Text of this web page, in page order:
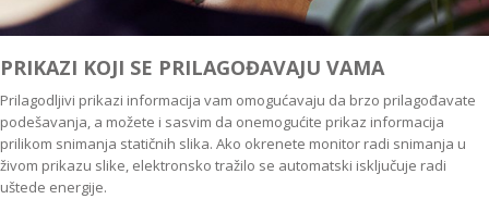
PRIKAZI KOJI SE PRILAGOĐAVAJU VAMA
Prilagodljivi prikazi informacija vam omogućavaju da brzo prilagođavate
podešavanja, a možete i sasvim da onemogućite prikaz informacija
prilikom snimanja statičnih slika. Ako okrenete monitor radi snimanja u
živom prikazu slike, elektronsko tražilo se automatski isključuje radi
uštede energije.